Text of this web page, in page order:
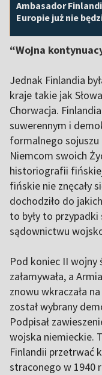
Ambasador
Europie już nie
“Wojna
Jednak Finlandia
kraje takie jak
Chorwacja.
suwerennym i
formalnego sojuszu
Niemcom swoich
historiografii
fińskie nie znęcały
dochodziło do
to były to
sądownictwu
Pod koniec II wojny
załamywała, a
znowu wkraczała
został wybrany
Podpisał
wojska niemieckie.
Finlandii przetrwać
straconego w 1940